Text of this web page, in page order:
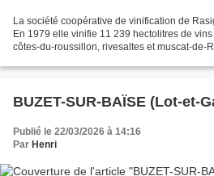
La société coopérative de vinification de
En 1979 elle vinifie 11 239 hectolitres de
côtes-du-roussillon, rivesaltes et muscat-de-
BUZET-SUR-BAÏSE (Lot-et-
Publié le 22/03/2026 à 14:16
Par Henri